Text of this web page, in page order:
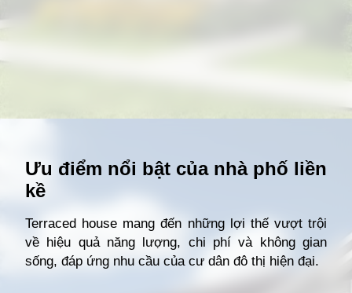
Ưu điểm nổi bật của nhà phố liền
kề
Terraced house mang đến những lợi thế vượt trội
về hiệu quả năng lượng, chi phí và không gian
sống, đáp ứng nhu cầu của cư dân đô thị hiện đại.